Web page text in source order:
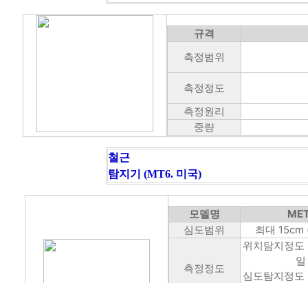
규격
측정범위
측정정도
측정원리
중량
철근
탐지기 (MT6. 미국)
모델명
심도범위
최대 15cm
측정정도
위치탐지정
심도탐지정